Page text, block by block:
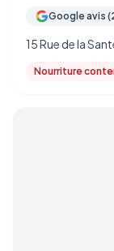
Google avis
15 Rue de la
Nourriture